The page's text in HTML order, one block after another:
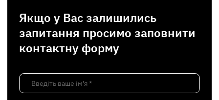
Якщо у Вас залишились
запитання просимо заповнити
контактну форму
Введіть ваше ім’я *